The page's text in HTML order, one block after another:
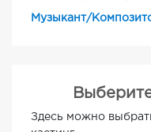
Музыкант/
Здесь можно